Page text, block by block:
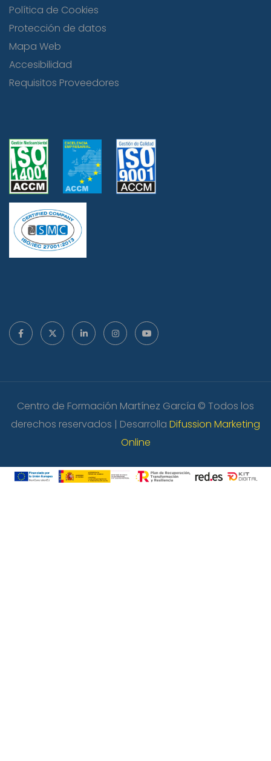
Política de Cookies
Protección de datos
Mapa Web
Accesibilidad
Requisitos Proveedores
Centro de Formación Martínez García © Todos los
derechos reservados | Desarrolla Difussion Marketing
Online